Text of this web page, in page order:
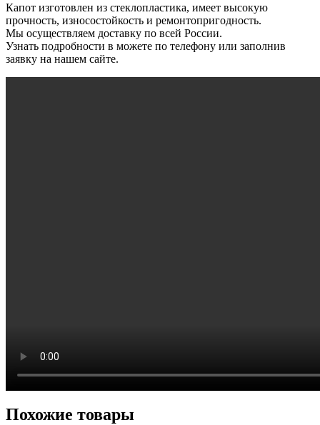
Капот изготовлен из стеклопластика, имеет высокую
прочность, износостойкость и ремонтопригодность.
Мы осуществляем доставку по всей России.
Узнать подробности в можете по телефону или заполнив
заявку на нашем сайте.
Похожие товары